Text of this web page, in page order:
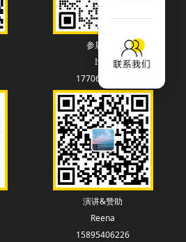
参展联系
Ivey
17706130838
演讲&赞助
Reena
15895406226